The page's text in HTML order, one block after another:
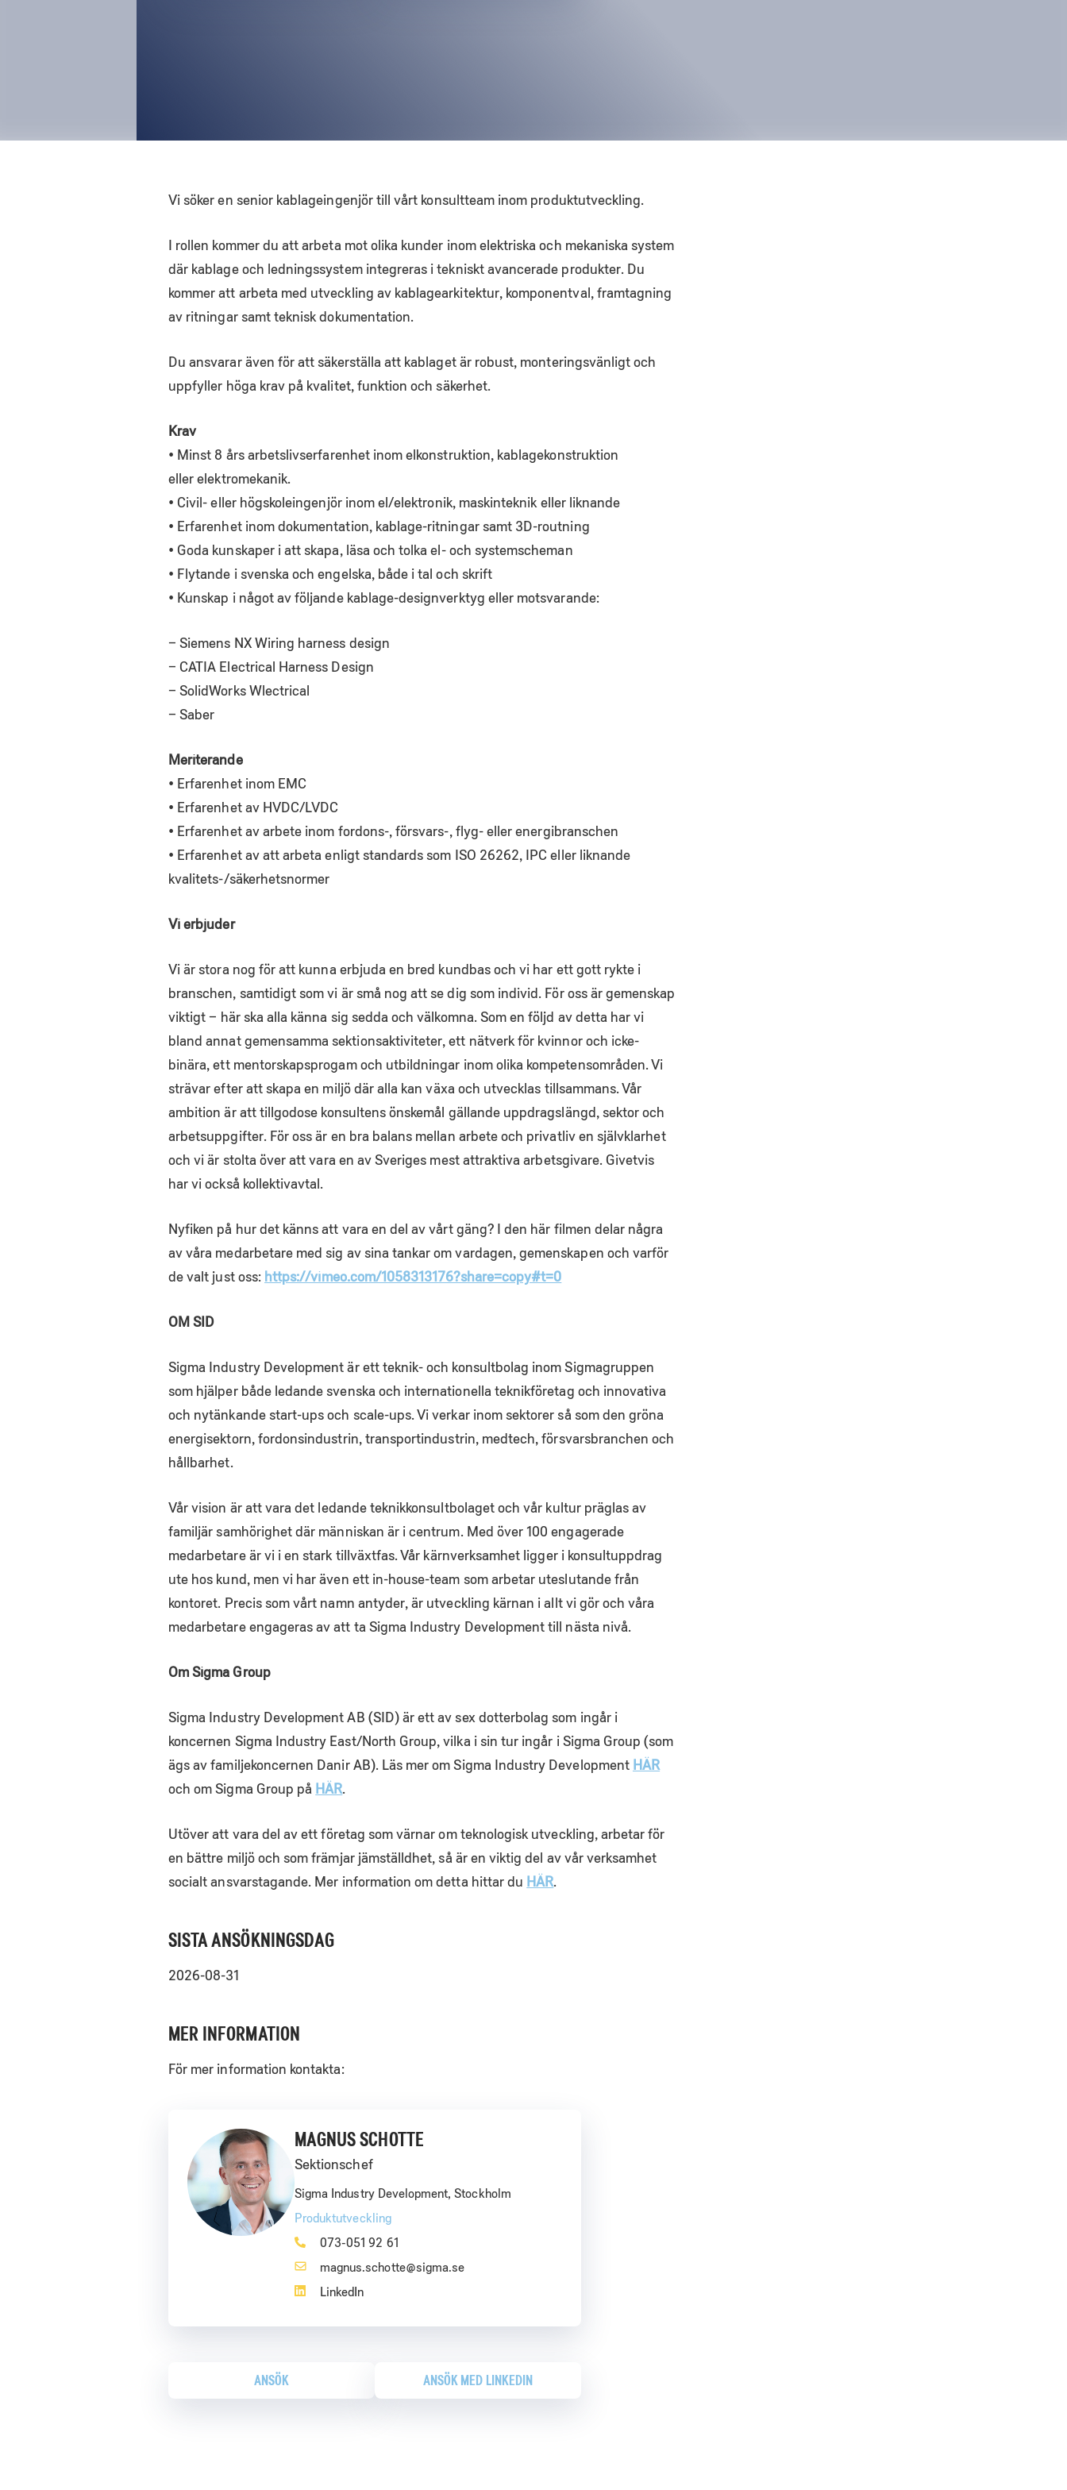
Vi söker en senior kablageingenjör till vårt konsultteam inom produktutveckling.
I rollen kommer du att arbeta mot olika kunder inom elektriska och mekaniska system
där kablage och ledningssystem integreras i tekniskt avancerade produkter. Du
kommer att arbeta med utveckling av kablagearkitektur, komponentval, framtagning
av ritningar samt teknisk dokumentation.
Du ansvarar även för att säkerställa att kablaget är robust, monteringsvänligt och
uppfyller höga krav på kvalitet, funktion och säkerhet.
Krav
• Minst 8 års arbetslivserfarenhet inom elkonstruktion, kablagekonstruktion
eller elektromekanik.
• Civil- eller högskoleingenjör inom el/elektronik, maskinteknik eller liknande
• Erfarenhet inom dokumentation, kablage-ritningar samt 3D-routning
• Goda kunskaper i att skapa, läsa och tolka el- och systemscheman
• Flytande i svenska och engelska, både i tal och skrift
• Kunskap i något av följande kablage-designverktyg eller motsvarande:
– Siemens NX Wiring harness design
– CATIA Electrical Harness Design
– SolidWorks Wlectrical
– Saber
Meriterande
• Erfarenhet inom EMC
• Erfarenhet av HVDC/LVDC
• Erfarenhet av arbete inom fordons-, försvars-, flyg- eller energibranschen
• Erfarenhet av att arbeta enligt standards som ISO 26262, IPC eller liknande
kvalitets-/säkerhetsnormer
Vi erbjuder
Vi är stora nog för att kunna erbjuda en bred kundbas och vi har ett gott rykte i
branschen, samtidigt som vi är små nog att se dig som individ. För oss är gemenskap
viktigt – här ska alla känna sig sedda och välkomna. Som en följd av detta har vi
bland annat gemensamma sektionsaktiviteter, ett nätverk för kvinnor och icke-
binära, ett mentorskapsprogam och utbildningar inom olika kompetensområden. Vi
strävar efter att skapa en miljö där alla kan växa och utvecklas tillsammans. Vår
ambition är att tillgodose konsultens önskemål gällande uppdragslängd, sektor och
arbetsuppgifter. För oss är en bra balans mellan arbete och privatliv en självklarhet
och vi är stolta över att vara en av Sveriges mest attraktiva arbetsgivare. Givetvis
har vi också kollektivavtal.
Nyfiken på hur det känns att vara en del av vårt gäng? I den här filmen delar några
av våra medarbetare med sig av sina tankar om vardagen, gemenskapen och varför
de valt just oss: https://vimeo.com/1058313176?share=copy#t=0
OM SID
Sigma Industry Development är ett teknik- och konsultbolag inom Sigmagruppen
som hjälper både ledande svenska och internationella teknikföretag och innovativa
och nytänkande start-ups och scale-ups. Vi verkar inom sektorer så som den gröna
energisektorn, fordonsindustrin, transportindustrin, medtech, försvarsbranchen och
hållbarhet.
Vår vision är att vara det ledande teknikkonsultbolaget och vår kultur präglas av
familjär samhörighet där människan är i centrum. Med över 100 engagerade
medarbetare är vi i en stark tillväxtfas. Vår kärnverksamhet ligger i konsultuppdrag
ute hos kund, men vi har även ett in-house-team som arbetar uteslutande från
kontoret. Precis som vårt namn antyder, är utveckling kärnan i allt vi gör och våra
medarbetare engageras av att ta Sigma Industry Development till nästa nivå.
Om Sigma Group
Sigma Industry Development AB (SID) är ett av sex dotterbolag som ingår i
koncernen Sigma Industry East/North Group, vilka i sin tur ingår i Sigma Group (som
ägs av familjekoncernen Danir AB). Läs mer om Sigma Industry Development HÄR
och om Sigma Group på HÄR.
Utöver att vara del av ett företag som värnar om teknologisk utveckling, arbetar för
en bättre miljö och som främjar jämställdhet, så är en viktig del av vår verksamhet
socialt ansvarstagande. Mer information om detta hittar du HÄR.
SISTA ANSÖKNINGSDAG
2026-08-31
MER INFORMATION
För mer information kontakta:
MAGNUS SCHOTTE
Sektionschef
Sigma Industry Development, Stockholm
Produktutveckling
073-051 92 61
magnus.schotte@sigma.se
LinkedIn
ANSÖK ANSÖK MED LINKEDIN